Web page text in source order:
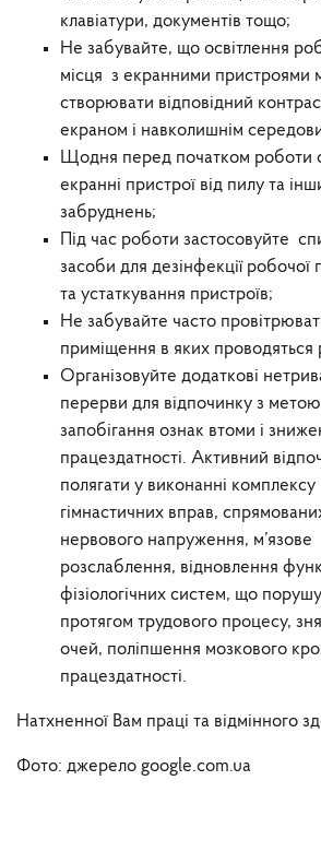
клавіатури, документів тощо;
Не забувайте, що освітлення
місця з екранними пристроями
створювати відповідний
екраном і навколишнім
Щодня перед початком роботи
екранні пристрої від пилу та
забруднень;
Під час роботи застосовуйте
засоби для дезінфекції робочої
та устаткування пристроїв;
Не забувайте часто
приміщення в яких проводяться
Організовуйте додаткові
перерви для відпочинку з метою
запобігання ознак втоми і
працездатності. Активний
полягати у виконанні комплексу
гімнастичних вправ,
нервового напруження, м’язове
розслаблення, відновлення
фізіологічних систем, що
протягом трудового процесу,
очей, поліпшення мозкового
працездатності.
Натхненної Вам праці та відмінного
Фото: джерело google.com.ua